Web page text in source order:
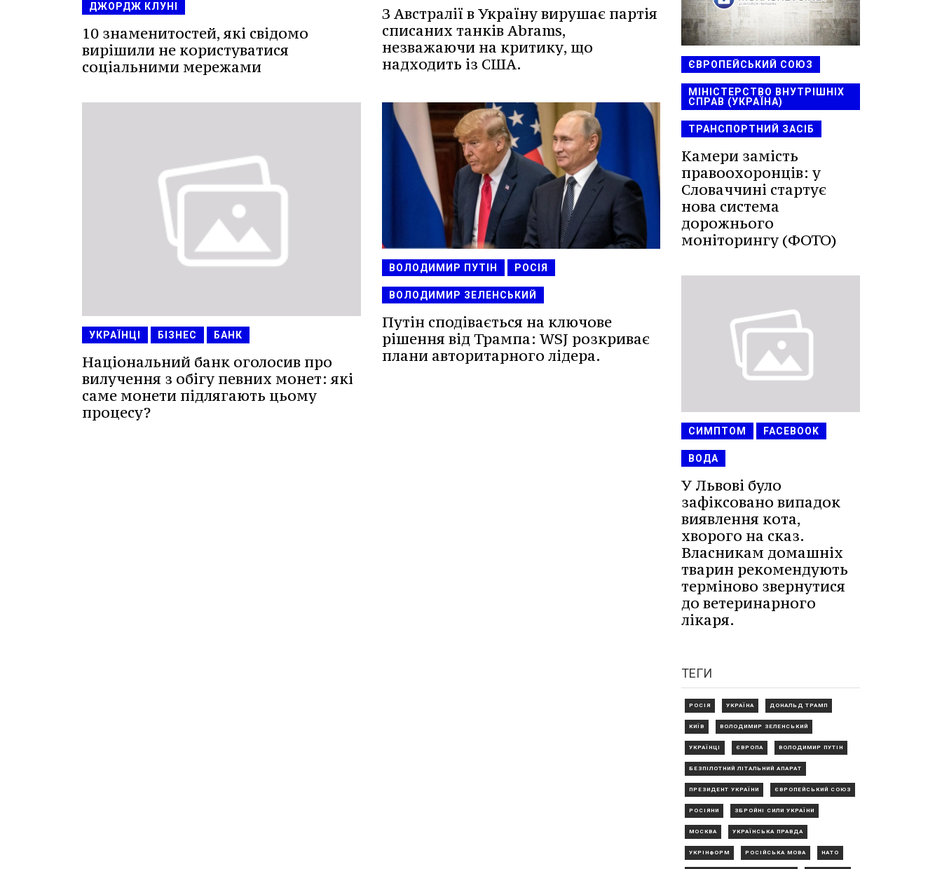
ДЖОРДЖ КЛУНІ
10 знаменитостей, які свідомо
вирішили не користуватися
соціальними мережами
З Австралії в Україну вирушає партія
списаних танків Abrams,
незважаючи на критику, що
надходить із США.
УКРАЇНЦІ БІЗНЕС БАНК
Національний банк оголосив про
вилучення з обігу певних монет: які
саме монети підлягають цьому
процесу?
ВОЛОДИМИР ПУТІН РОСІЯ
ВОЛОДИМИР ЗЕЛЕНСЬКИЙ
Путін сподівається на ключове
рішення від Трампа: WSJ розкриває
плани авторитарного лідера.
ЄВРОПЕЙСЬКИЙ СОЮЗ
МІНІСТЕРСТВО ВНУТРІШНІХ
СПРАВ (УКРАЇНА)
ТРАНСПОРТНИЙ ЗАСІБ
Камери замість
правоохоронців: у
Словаччині стартує
нова система
дорожнього
моніторингу (ФОТО)
СИМПТОМ FACEBOOK
ВОДА
У Львові було
зафіксовано випадок
виявлення кота,
хворого на сказ.
Власникам домашніх
тварин рекомендують
терміново звернутися
до ветеринарного
лікаря.
ТЕГИ
РОСІЯ УКРАЇНА ДОНАЛЬД ТРАМП
КИЇВ ВОЛОДИМИР ЗЕЛЕНСЬКИЙ
УКРАЇНЦІ ЄВРОПА ВОЛОДИМИР ПУТІН
БЕЗПІЛОТНИЙ ЛІТАЛЬНИЙ АПАРАТ
ПРЕЗИДЕНТ УКРАЇНИ ЄВРОПЕЙСЬКИЙ СОЮЗ
РОСІЯНИ ЗБРОЙНІ СИЛИ УКРАЇНИ
МОСКВА УКРАЇНСЬКА ПРАВДА
УКРІНФОРМ РОСІЙСЬКА МОВА НАТО